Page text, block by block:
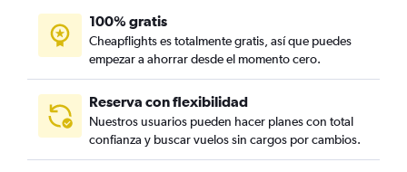
100% gratis
Cheapflights es totalmente gratis, así que puedes
empezar a ahorrar desde el momento cero.
Reserva con flexibilidad
Nuestros usuarios pueden hacer planes con total
confianza y buscar vuelos sin cargos por cambios.